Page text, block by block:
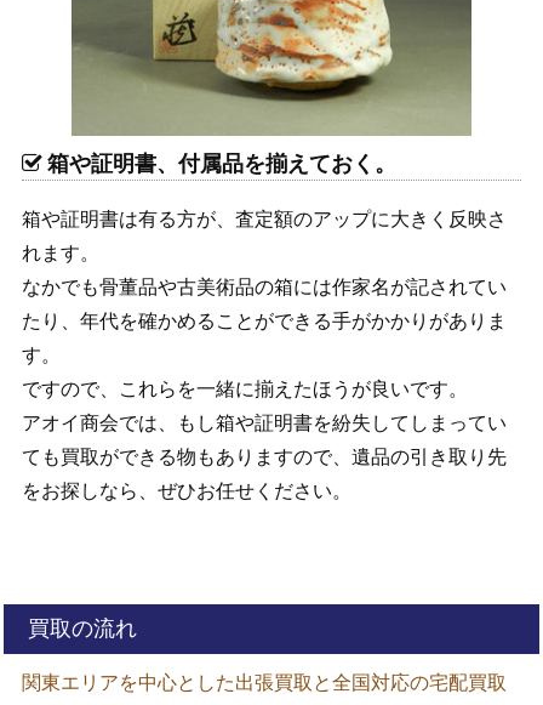
箱や証明書、付属品を揃えておく。
箱や証明書は有る方が、査定額のアップに大きく反映さ
れます。
なかでも骨董品や古美術品の箱には作家名が記されてい
たり、年代を確かめることができる手がかかりがありま
す。
ですので、これらを一緒に揃えたほうが良いです。
アオイ商会では、もし箱や証明書を紛失してしまってい
ても買取ができる物もありますので、遺品の引き取り先
をお探しなら、ぜひお任せください。
買取の流れ
関東エリアを中心とした出張買取と全国対応の宅配買取